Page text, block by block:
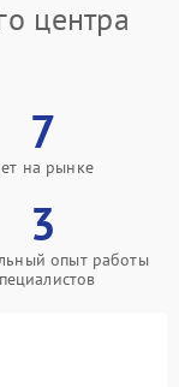
центра
7
на рынке
3
опыт работы